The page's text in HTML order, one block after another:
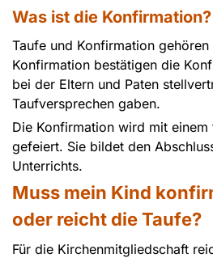
Was ist die Konfirmation?
Taufe und Konfirmation
Konfirmation bestätigen die
bei der Eltern und Paten
Taufversprechen gaben.
Die Konfirmation wird mit
gefeiert. Sie bildet den
Unterrichts.
Muss mein Kind
oder reicht die Taufe?
Für die Kirchenmitgliedschaft